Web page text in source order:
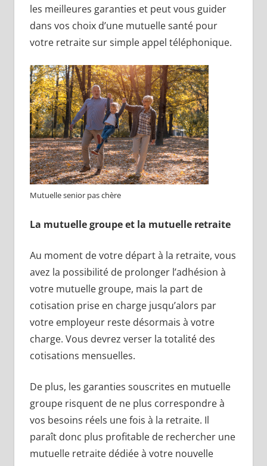
les meilleures garanties et peut vous guider
dans vos choix d’une mutuelle santé pour
votre retraite sur simple appel téléphonique.
Mutuelle senior pas chère
La mutuelle groupe et la mutuelle retraite
Au moment de votre départ à la retraite, vous
avez la possibilité de prolonger l’adhésion à
votre mutuelle groupe, mais la part de
cotisation prise en charge jusqu’alors par
votre employeur reste désormais à votre
charge. Vous devrez verser la totalité des
cotisations mensuelles.
De plus, les garanties souscrites en mutuelle
groupe risquent de ne plus correspondre à
vos besoins réels une fois à la retraite. Il
paraît donc plus profitable de rechercher une
mutuelle retraite dédiée à votre nouvelle